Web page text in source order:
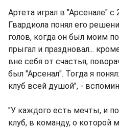
Артета играл в "Арсенале" с
Гвардиола понял его
голов, когда он был моим
прыгал и праздновал...
вне себя от счастья,
был "Арсенал". Тогда я
клуб всей душой", -
"У каждого есть мечты, и
клуб, в команду, о которой